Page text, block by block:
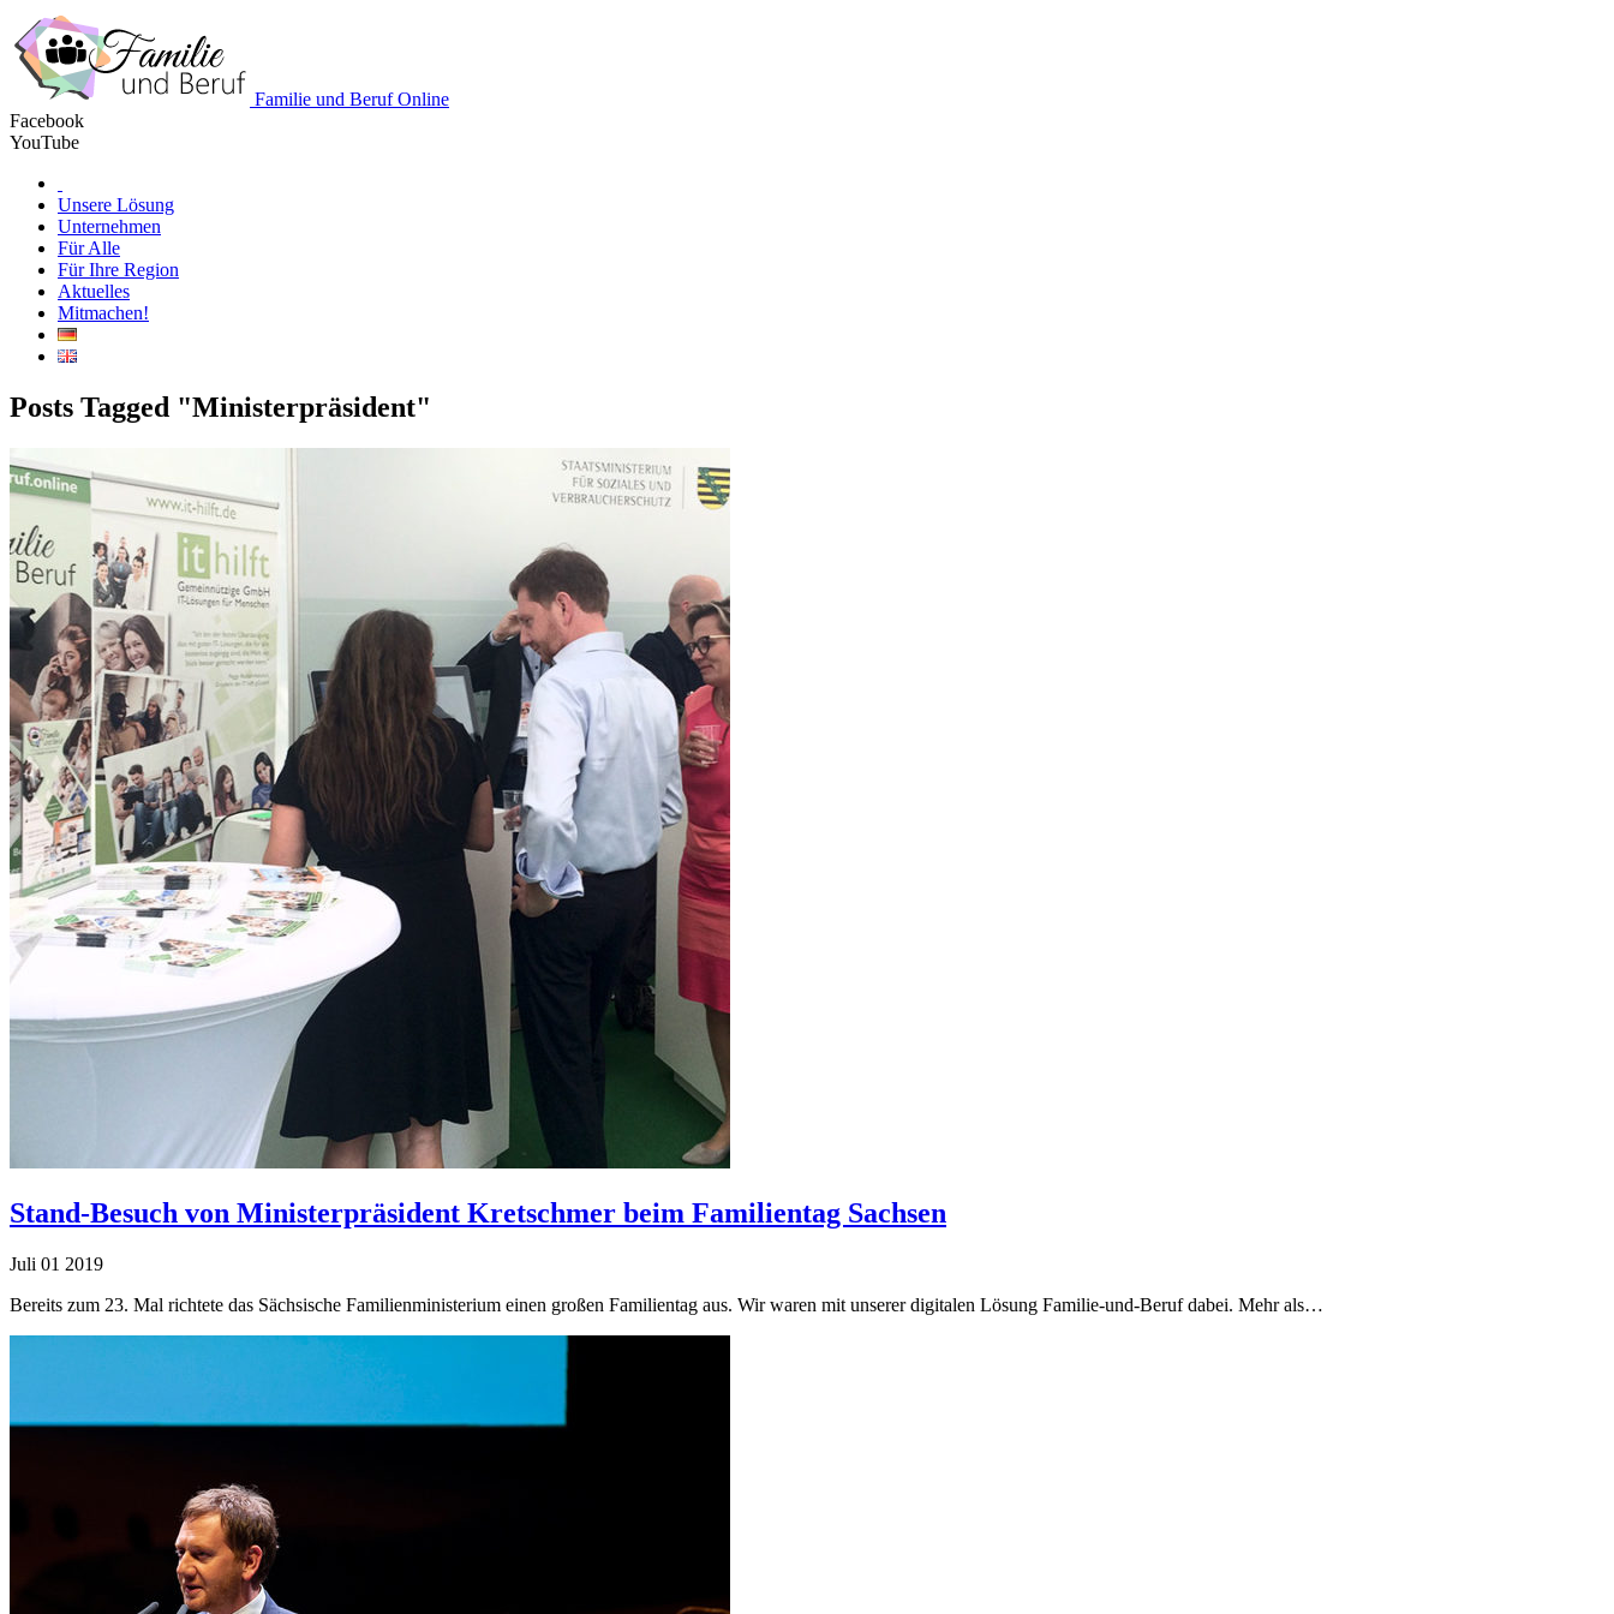
Familie und Beruf Online
Facebook
YouTube
Unsere Lösung
Unternehmen
Für Alle
Für Ihre Region
Aktuelles
Mitmachen!
Posts Tagged "Ministerpräsident"
Stand-Besuch von Ministerpräsident Kretschmer beim Familientag Sachsen
Juli 01 2019
Bereits zum 23. Mal richtete das Sächsische Familienministerium einen großen Familientag aus. Wir waren mit unserer digitalen Lösung Familie-und-Beruf dabei. Mehr als…